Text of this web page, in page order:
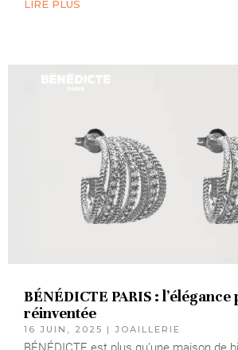
LIRE PLUS
BÉNÉDICTE PARIS :
réinventée
16 JUIN, 2025 |JOAILLERIE